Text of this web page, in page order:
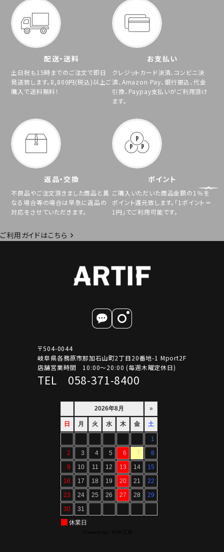
配送・送料
土日祝も15時までのご注文で即日
発送致します。8,800円(税込)以上ご
購入で送料無料！
お支払い
クレジットカード決済、コンビニ決
済、Amazon Pay、銀行振込、代金
引換、Paypay支払いがご利用頂け
ます。
返品・交換
不良品やご注文頂きました商品と異
なる場合等の場合は早急に返品の
対応をさせていただきます。
ポイント
ご購入いただいた商品金額の1％を
ポイント還元致します。「1ポイント＝
1円」でご利用可能です。
ご利用ガイドはこちら
〒504-0044
岐阜県各務原市那加石山町2丁目20番地-1 Mport2F
店舗営業時間 10:00～20:00 (毎週木曜定休日)
TEL 058-371-8400